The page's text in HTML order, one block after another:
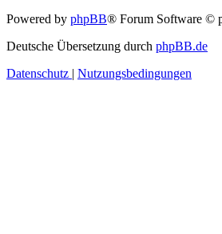
Powered by phpBB® Forum Software ©
Deutsche Übersetzung durch phpBB.de
Datenschutz | Nutzungsbedingungen